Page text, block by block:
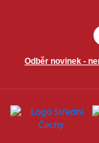
Odběr novinek -